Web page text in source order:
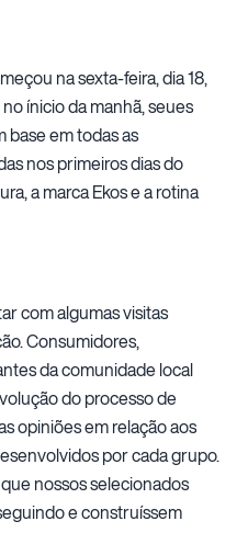
na sexta-feira, dia 18,
ínicio da manhã, seues
base em todas as
nos primeiros dias do
a marca Ekos e a rotina
com algumas visitas
Consumidores,
da comunidade local
do processo de
opiniões em relação aos
por cada grupo.
nossos selecionados
e construíssem